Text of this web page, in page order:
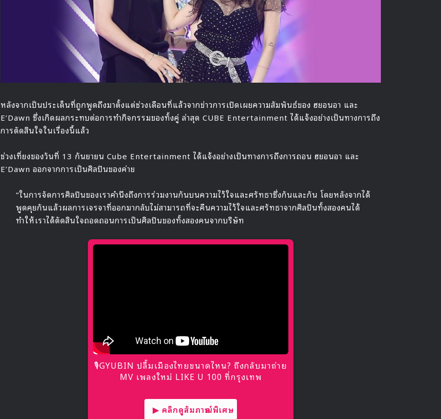
หลังจากเป็นประเด็นที่ถูกพูดถึงมาตั้งแต่ช่วงเดือนที่แล้วจากข่าวการเปิดเผยความสัมพันธ์ของ ฮยอนอา และ
E’Dawn ซึ่งเกิดผลกระทบต่อการทำกิจกรรมของทั้งคู่ ล่าสุด CUBE Entertainment ได้แจ้งอย่างเป็นทางการถึง
การตัดสินใจในเรื่องนี้แล้ว
ช่วงเที่ยงของวันที่ 13 กันยายน Cube Entertainment ได้แจ้งอย่างเป็นทางการถึงการถอน ฮยอนอา และ
E’Dawn ออกจากการเป็นศิลปินของค่าย
“ในการจัดการศิลปินของเราคำนึงถึงการร่วมงานกันบนความไว้ใจและศรัทธาซึ่งกันและกัน โดยหลังจากได้
พูดคุยกันแล้วผลการเจรจาที่ออกมากลับไม่สามารถที่จะคืนความไว้ใจและศรัทธาจากศิลปินทั้งสองคนได้
ทำให้เราได้ตัดสินใจถอดถอนการเป็นศิลปินของทั้งสองคนจากบริษัท
🎙GYUBIN ปลื้มเมืองไทยขนาดไหน? ถึงกลับมาถ่าย
MV เพลงใหม่ LIKE U 100 ที่กรุงเทพ
▶ คลิกดูสัมภาษณ์พิเศษ